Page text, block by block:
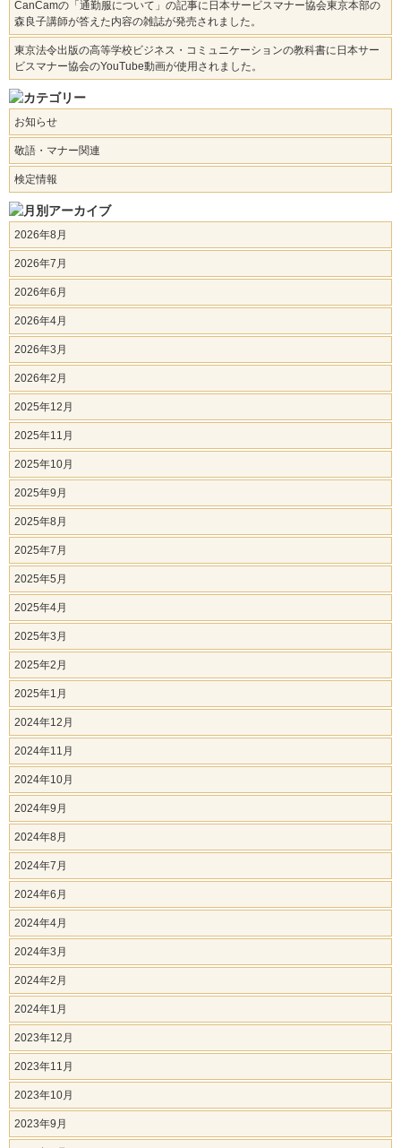
CanCamの「通勤服について」の記事に日本サービスマナー協会東京本部の
森良子講師が答えた内容の雑誌が発売されました。
東京法令出版の高等学校ビジネス・コミュニケーションの教科書に日本サー
ビスマナー協会のYouTube動画が使用されました。
お知らせ
敬語・マナー関連
検定情報
2026年8月
2026年7月
2026年6月
2026年4月
2026年3月
2026年2月
2025年12月
2025年11月
2025年10月
2025年9月
2025年8月
2025年7月
2025年5月
2025年4月
2025年3月
2025年2月
2025年1月
2024年12月
2024年11月
2024年10月
2024年9月
2024年8月
2024年7月
2024年6月
2024年4月
2024年3月
2024年2月
2024年1月
2023年12月
2023年11月
2023年10月
2023年9月